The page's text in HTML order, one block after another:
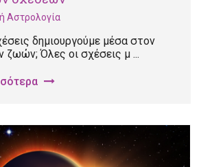
Αστρολογία
δημιουργούμε μέσα στον
ζωών; Όλες οι σχέσεις μ ...